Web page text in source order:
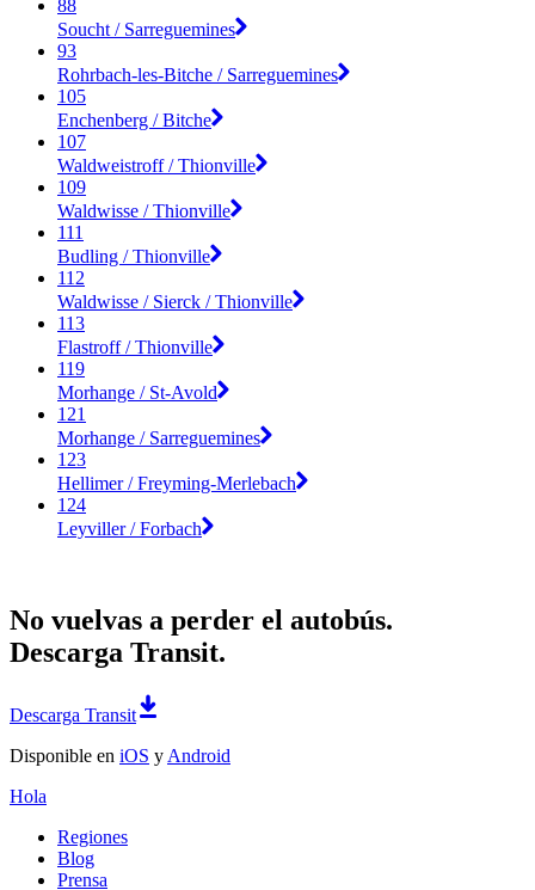
88
Soucht / Sarreguemines
93
Rohrbach-les-Bitche / Sarreguemines
105
Enchenberg / Bitche
107
Waldweistroff / Thionville
109
Waldwisse / Thionville
111
Budling / Thionville
112
Waldwisse / Sierck / Thionville
113
Flastroff / Thionville
119
Morhange / St-Avold
121
Morhange / Sarreguemines
123
Hellimer / Freyming-Merlebach
124
Leyviller / Forbach
No vuelvas a perder el autobús.
Descarga Transit.
Descarga Transit
Disponible en iOS y Android
Hola
Regiones
Blog
Prensa